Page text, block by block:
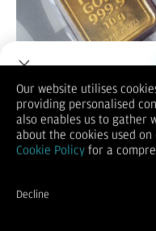
JAKARTA, KOMPAS.com -
Jumat (21/2/2025),
Harga emas Antam
1.750.000, turun Rp
sedangkan untuk
3.438.000.
Sementara emas
Trade
Our website utilises
providing personalised
also enables us to gather
about the cookies used
Cookie Policy for a
Decline